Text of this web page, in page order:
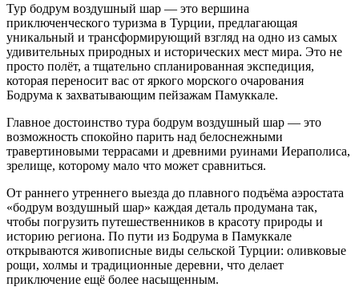
Тур бодрум воздушный шар — это вершина
приключенческого туризма в Турции, предлагающая
уникальный и трансформирующий взгляд на одно из самых
удивительных природных и исторических мест мира. Это не
просто полёт, а тщательно спланированная экспедиция,
которая переносит вас от яркого морского очарования
Бодрума к захватывающим пейзажам Памуккале.
Главное достоинство тура бодрум воздушный шар — это
возможность спокойно парить над белоснежными
травертиновыми террасами и древними руинами Иераполиса,
зрелище, которому мало что может сравниться.
От раннего утреннего выезда до плавного подъёма аэростата
«бодрум воздушный шар» каждая деталь продумана так,
чтобы погрузить путешественников в красоту природы и
историю региона. По пути из Бодрума в Памуккале
открываются живописные виды сельской Турции: оливковые
рощи, холмы и традиционные деревни, что делает
приключение ещё более насыщенным.